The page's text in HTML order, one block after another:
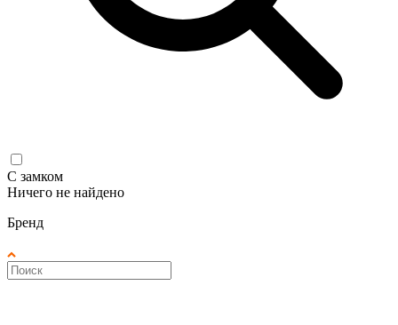
С замком
Ничего не найдено
Бренд